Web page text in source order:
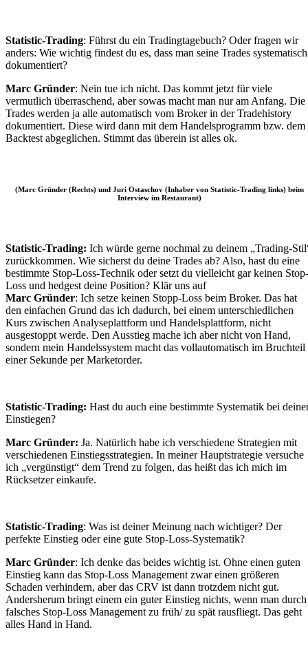
Statistic-Trading: Führst du ein Tradingtagebuch? Oder fragen wir
anders: Wie wichtig findest du es, dass man seine Trades systematisch
dokumentiert?
Marc Gründer: Nein tue ich nicht. Das kommt jetzt für viele
vermutlich überraschend, aber sowas macht man nur am Anfang. Die
Trades werden ja alle automatisch vom Broker in der Tradehistory
dokumentiert. Diese wird dann mit dem Handelsprogramm bzw. dem
Backtest abgeglichen. Stimmt das überein ist alles ok.
(Marc Gründer (Rechts) und Juri Ostaschov (Inhaber von Statistic-Trading links) beim
Interview im Restaurant)
Statistic-Trading: Ich würde gerne nochmal zu deinem „Trading-
zurückkommen. Wie sicherst du deine Trades ab? Also, hast du eine
bestimmte Stop-Loss-Technik oder setzt du vielleicht gar keinen Stop-
Loss und hedgest deine Position? Klär uns auf
Marc Gründer: Ich setze keinen Stopp-Loss beim Broker. Das hat
den einfachen Grund das ich dadurch, bei einem unterschiedlichen
Kurs zwischen Analyseplattform und Handelsplattform, nicht
ausgestoppt werde. Den Ausstieg mache ich aber nicht von Hand,
sondern mein Handelssystem macht das vollautomatisch im Bruchteil
einer Sekunde per Marketorder.
Statistic-Trading: Hast du auch eine bestimmte Systematik bei
Einstiegen?
Marc Gründer: Ja. Natürlich habe ich verschiedene Strategien mit
verschiedenen Einstiegsstrategien. In meiner Hauptstrategie versuche
ich „vergünstigt“ dem Trend zu folgen, das heißt das ich mich im
Rücksetzer einkaufe.
Statistic-Trading: Was ist deiner Meinung nach wichtiger? Der
perfekte Einstieg oder eine gute Stop-Loss-Systematik?
Marc Gründer: Ich denke das beides wichtig ist. Ohne einen guten
Einstieg kann das Stop-Loss Management zwar einen größeren
Schaden verhindern, aber das CRV ist dann trotzdem nicht gut.
Andersherum bringt einem ein guter Einstieg nichts, wenn man durch
falsches Stop-Loss Management zu früh/ zu spät rausfliegt. Das geht
alles Hand in Hand.